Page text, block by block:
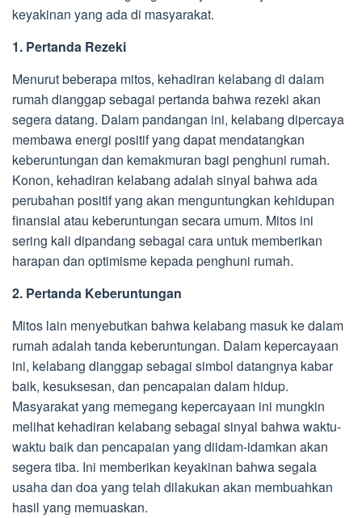
keyakinan yang ada di masyarakat.
1. Pertanda Rezeki
Menurut beberapa mitos, kehadiran kelabang di dalam
rumah dianggap sebagai pertanda bahwa rezeki akan
segera datang. Dalam pandangan ini, kelabang dipercaya
membawa energi positif yang dapat mendatangkan
keberuntungan dan kemakmuran bagi penghuni rumah.
Konon, kehadiran kelabang adalah sinyal bahwa ada
perubahan positif yang akan menguntungkan kehidupan
finansial atau keberuntungan secara umum. Mitos ini
sering kali dipandang sebagai cara untuk memberikan
harapan dan optimisme kepada penghuni rumah.
2. Pertanda Keberuntungan
Mitos lain menyebutkan bahwa kelabang masuk ke dalam
rumah adalah tanda keberuntungan. Dalam kepercayaan
ini, kelabang dianggap sebagai simbol datangnya kabar
baik, kesuksesan, dan pencapaian dalam hidup.
Masyarakat yang memegang kepercayaan ini mungkin
melihat kehadiran kelabang sebagai sinyal bahwa waktu-
waktu baik dan pencapaian yang diidam-idamkan akan
segera tiba. Ini memberikan keyakinan bahwa segala
usaha dan doa yang telah dilakukan akan membuahkan
hasil yang memuaskan.